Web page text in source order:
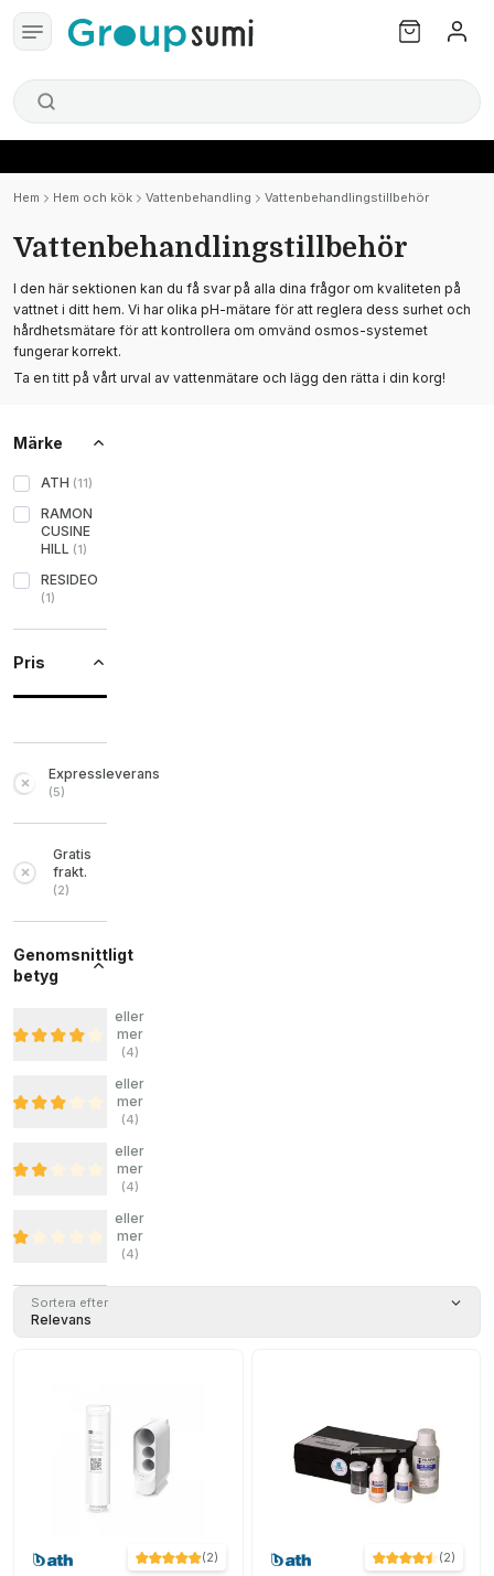
Hem Hem och kök Vattenbehandling Vattenbehandlingstillbehör
Vattenbehandlingstillbehör
I den här sektionen kan du få svar på alla dina frågor om kvaliteten på
vattnet i ditt hem. Vi har olika pH-mätare för att reglera dess surhet och
hårdhetsmätare för att kontrollera om omvänd osmos-systemet
fungerar korrekt.
Ta en titt på vårt urval av vattenmätare och lägg den rätta i din korg!
Märke
ATH (11)
RAMON
CUSINE
HILL (1)
RESIDEO
(1)
Pris
Expressleverans
(5)
Gratis
frakt.
(2)
Genomsnittligt
betyg
eller
mer
(4)
eller
mer
(4)
eller
mer
(4)
eller
mer
(4)
Sortera efter
Relevans
(2) (2)